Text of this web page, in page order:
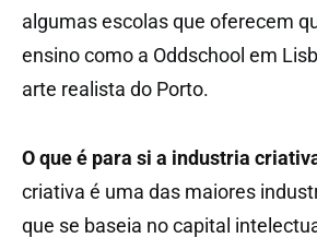
algumas escolas que oferecem
ensino como a Oddschool em
arte realista do Porto.
O que é para si a industria
criativa é uma das maiores
que se baseia no capital